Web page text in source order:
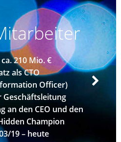
210 Mio.€
als CTO
Officer)
Geschäftsleitung
an den CEO und den
Champion
19 – heute